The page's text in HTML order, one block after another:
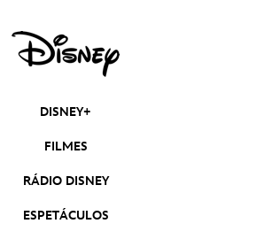
DISNEY+
FILMES
RÁDIO DISNEY
ESPETÁCULOS